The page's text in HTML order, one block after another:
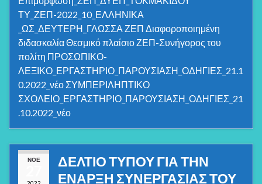
ΤΥ_ΖΕΠ-2022_10_ΕΛΛΗΝΙΚΑ
_ΩΣ_ΔΕΥΤΕΡΗ_ΓΛΩΣΣΑ ΖΕΠ Διαφοροποιημένη
διδασκαλία Θεσμικό πλαίσιο ΖΕΠ-Συνήγορος του
πολίτη ΠΡΟΣΩΠΙΚΟ-
ΛΕΞΙΚΟ_ΕΡΓΑΣΤΗΡΙΟ_ΠΑΡΟΥΣΙΑΣΗ_ΟΔΗΓΙΕΣ_21.1
0.2022_νέο ΣΥΜΠΕΡΙΛΗΠΤΙΚΟ
ΣΧΟΛΕΙΟ_ΕΡΓΑΣΤΗΡΙΟ_ΠΑΡΟΥΣΙΑΣΗ_ΟΔΗΓΙΕΣ_21
.10.2022_νέο
ΝΟΈ
ΔΕΛΤΙΟ ΤΥΠΟΥ ΓΙΑ ΤΗΝ
ΕΝΑΡΞΗ ΣΥΝΕΡΓΑΣΙΑΣ ΤΟΥ